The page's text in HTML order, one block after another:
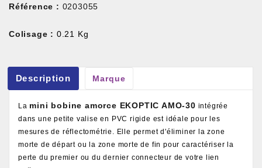
Référence : 0203055
Colisage : 0.21 Kg
Description Marque
La mini bobine amorce EKOPTIC AMO-30 intégrée
dans une petite valise en PVC rigide est idéale pour les
mesures de réflectométrie. Elle permet d'éliminer la zone
morte de départ ou la zone morte de fin pour caractériser la
perte du premier ou du dernier connecteur de votre lien